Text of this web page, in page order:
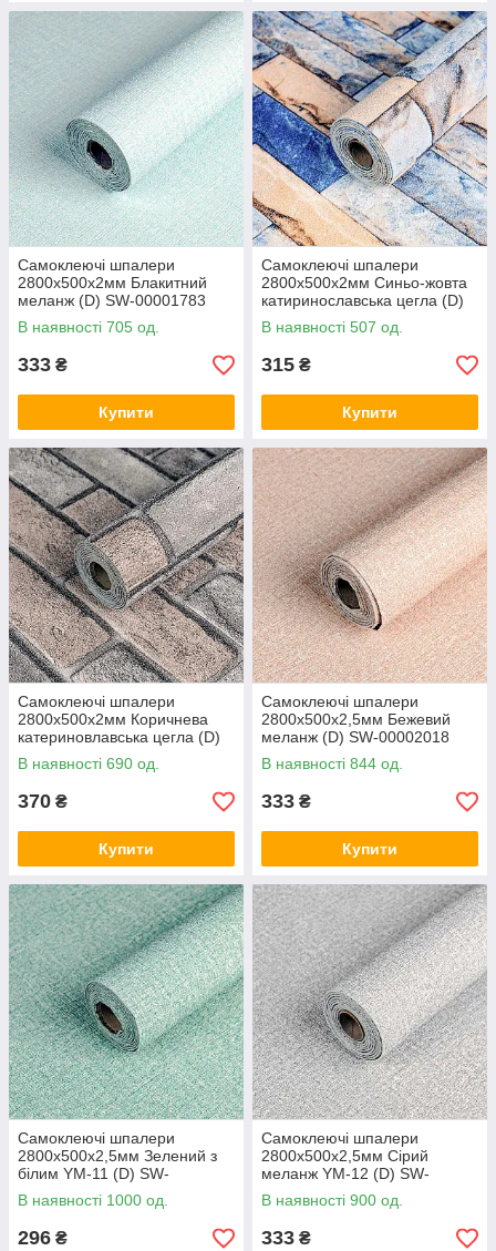
Самоклеючі шпалери
2800х500х2мм Блакитний
меланж (D) SW-00001783
В наявності 705 од.
333 ₴
Купити
Самоклеючі шпалери
2800х500х2мм Синьо-жовта
катиринославська цегла (D)
SW-00001785
В наявності 507 од.
315 ₴
Купити
Самоклеючі шпалери
2800х500х2мм Коричнева
катериновлавська цегла (D)
SW-00001786
В наявності 690 од.
370 ₴
Купити
Самоклеючі шпалери
2800х500х2,5мм Бежевий
меланж (D) SW-00002018
В наявності 844 од.
333 ₴
Купити
Самоклеючі шпалери
2800х500х2,5мм Зелений з
білим YM-11 (D) SW-
00002019
В наявності 1000 од.
296 ₴
Самоклеючі шпалери
2800х500х2,5мм Сірий
меланж YM-12 (D) SW-
00002020
В наявності 900 од.
333 ₴